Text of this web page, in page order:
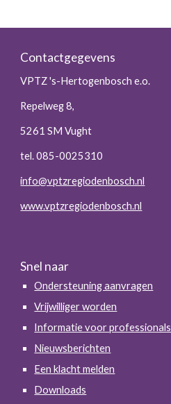
Contactgegevens
VPTZ 's-Hertogenbosch e.o.
Repelweg 8,
5261 SM Vught
tel. 085-0025310
info@vptzregiodenbosch.nl
www.vptzregiodenbosch.nl
Snel naar
Ondersteuning aanvragen
Vrijwilliger worden
Informatie voor professionals
Nieuwsberichten
Een klacht melden
Downloads